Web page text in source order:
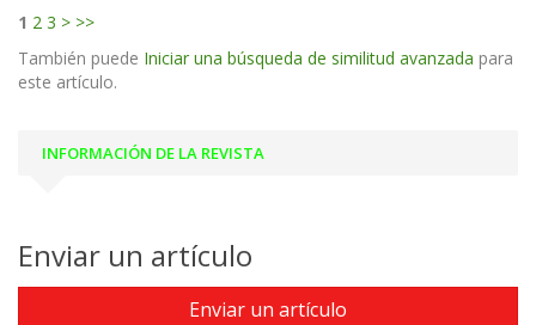
1 2 3 > >>
También puede Iniciar una búsqueda de similitud avanzada para
este artículo.
INFORMACIÓN DE LA REVISTA
Enviar un artículo
Enviar un artículo